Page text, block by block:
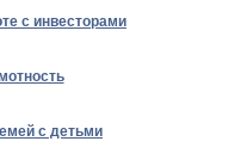
с инвесторами
с детьми